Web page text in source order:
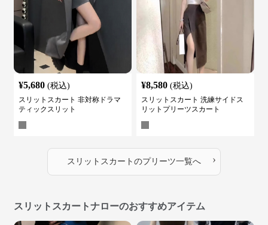
¥5,680 (税込)
スリットスカート 非対称ドラマ
ティックスリット
¥8,580 (税込)
スリットスカート 洗練サイドス
リットプリーツスカート
スリットスカート のプリーツ一覧へ ›
スリットスカートナローのおすすめアイテム